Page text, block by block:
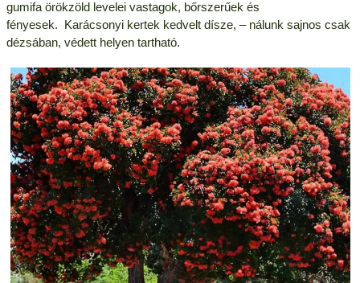
gumifa örökzöld levelei vastagok, bőrszerűek és
fényesek. Karácsonyi kertek kedvelt dísze, – nálunk sajnos csak
dézsában, védett helyen tartható.